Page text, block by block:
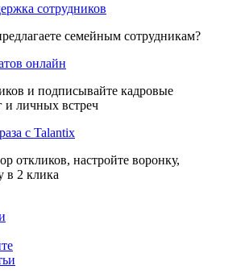
сотрудников
семейным сотрудникам?
онлайн
и подписывайте кадровые
и личных встреч
с Talantix
откликов, настройте воронку,
в 2 клика